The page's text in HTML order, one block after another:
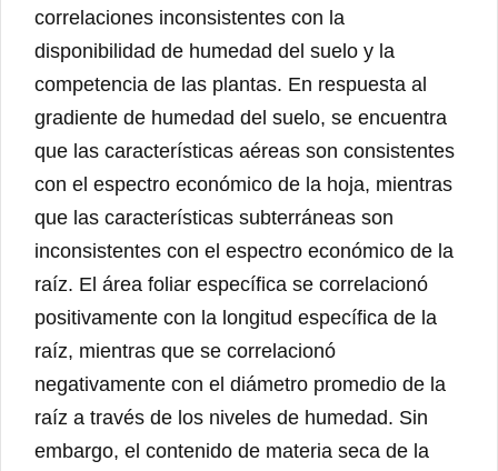
correlaciones inconsistentes con la
disponibilidad de humedad del suelo y la
competencia de las plantas. En respuesta al
gradiente de humedad del suelo, se encuentra
que las características aéreas son consistentes
con el espectro económico de la hoja, mientras
que las características subterráneas son
inconsistentes con el espectro económico de la
raíz. El área foliar específica se correlacionó
positivamente con la longitud específica de la
raíz, mientras que se correlacionó
negativamente con el diámetro promedio de la
raíz a través de los niveles de humedad. Sin
embargo, el contenido de materia seca de la